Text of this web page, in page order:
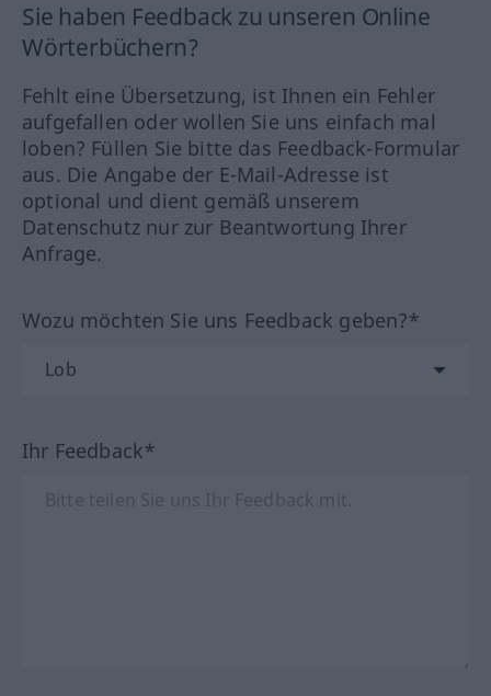
Sie haben Feedback zu unseren Online
Wörterbüchern?
Fehlt eine Übersetzung, ist Ihnen ein Fehler
aufgefallen oder wollen Sie uns einfach mal
loben? Füllen Sie bitte das Feedback-Formular
aus. Die Angabe der E-Mail-Adresse ist
optional und dient gemäß unserem
Datenschutz nur zur Beantwortung Ihrer
Anfrage.
Wozu möchten Sie uns Feedback geben?*
Ihr Feedback*